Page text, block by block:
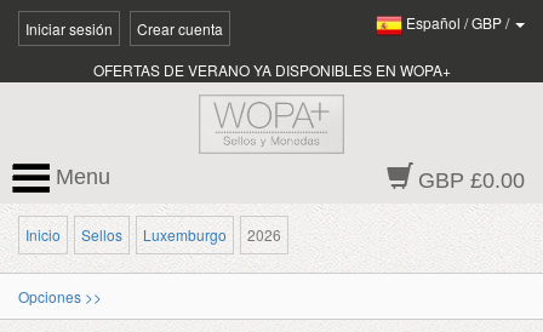
Iniciar sesión Crear cuenta Español /GBP/
OFERTAS DE VERANO YA DISPONIBLES EN WOPA+
GBP £0.00
Menu
Inicio Sellos Luxemburgo 2026
Opciones >>